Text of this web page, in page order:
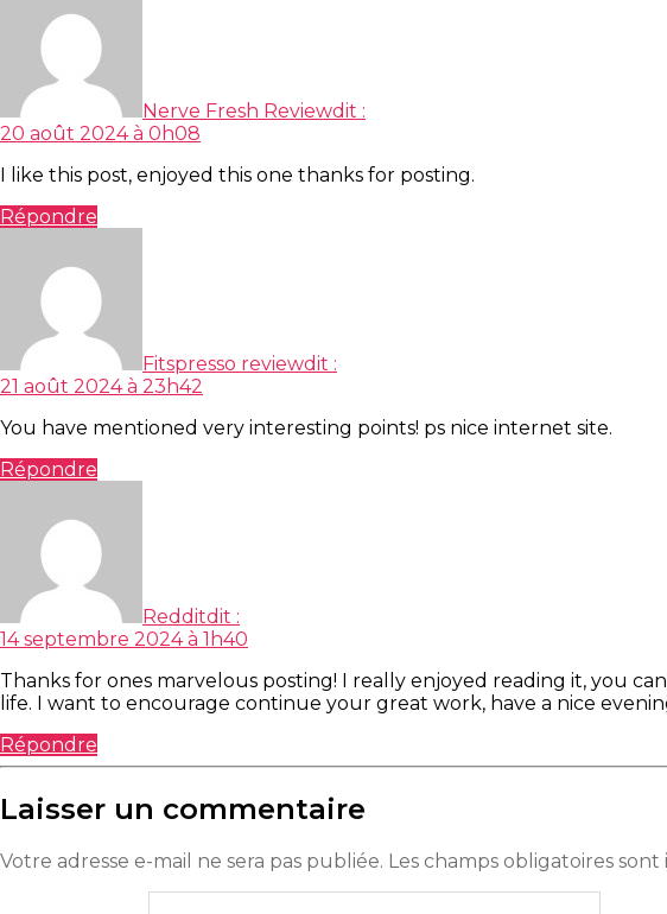
Nerve Fresh Reviewdit :
20 août 2024 à 0h08
I like this post, enjoyed this one thanks for posting.
Répondre
Fitspresso reviewdit :
21 août 2024 à 23h42
You have mentioned very interesting points! ps nice internet site.
Répondre
Redditdit :
14 septembre 2024 à 1h40
Thanks for ones marvelous posting! I really enjoyed reading it, you
life. I want to encourage continue your great work, have a nice
Répondre
Laisser un commentaire
Votre adresse e-mail ne sera pas publiée. Les champs obligatoires sont